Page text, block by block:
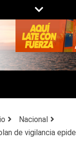
DEL ZULIA,
INTERÉS
Nacional
de vigilancia